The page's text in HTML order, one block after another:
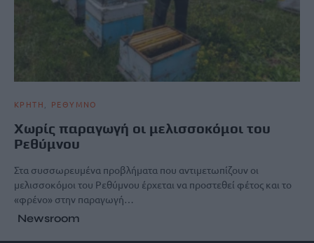
ΚΡΗΤΗ ΡΕΘΥΜΝΟ
Χωρίς παραγωγή οι μελισσοκόμοι του
Ρεθύμνου
Στα συσσωρευμένα προβλήματα που αντιμετωπίζουν οι
μελισσοκόμοι του Ρεθύμνου έρχεται να προστεθεί φέτος και το
«φρένο» στην παραγωγή…
Newsroom